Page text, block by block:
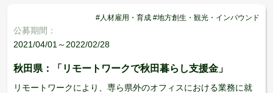
#人材雇用・育成 #地方創生・観光・インバウンド
公募期間：
2021/04/01～2022/02/28
秋田県：「リモートワークで秋田暮らし支援金」
リモートワークにより、専ら県外のオフィスにおける業務に就